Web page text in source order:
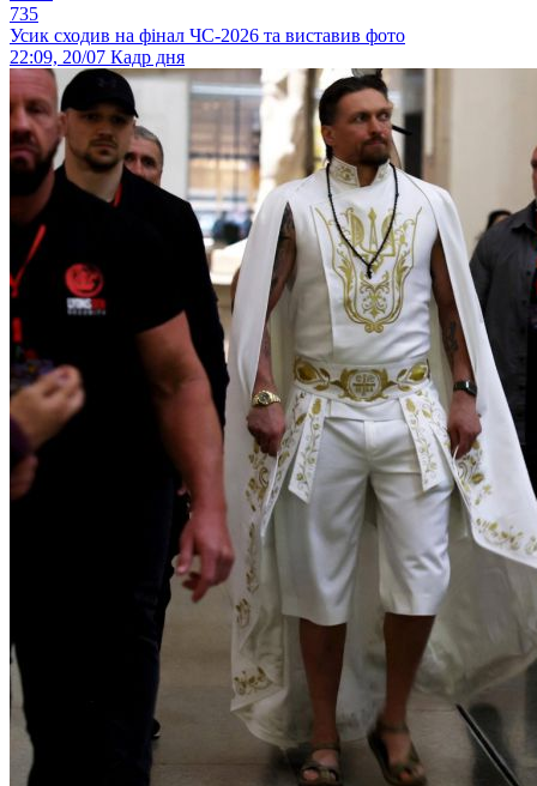
735
Усик сходив на фінал ЧС-2026 та виставив фото
22:09, 20/07 Кадр дня